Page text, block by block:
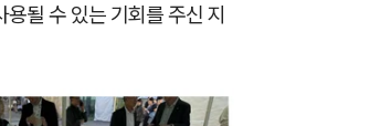
될 수 있는 기회를 주신 지